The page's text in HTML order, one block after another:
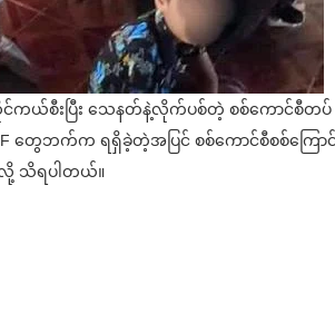
ဆိုင်ကယ်စီးပြီး သေနတ်နဲ့လိုက်ပစ်တဲ့ စစ်ကောင်စီတပ်
တွေဘက်က ရရှိခဲ့တဲ့အပြင် စစ်ကောင်စီစစ်ကြောင်
သိရပါတယ်။